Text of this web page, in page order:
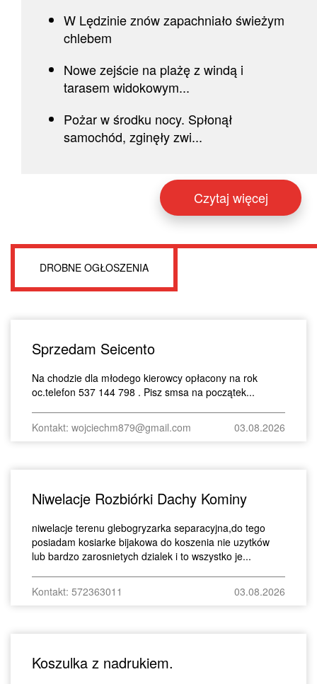
W Lędzinie znów zapachniało świeżym
chlebem
Nowe zejście na plażę z windą i
tarasem widokowym...
Pożar w środku nocy. Spłonął
samochód, zginęły zwi...
Czytaj więcej
DROBNE OGŁOSZENIA
Sprzedam Seicento
Na chodzie dla młodego kierowcy opłacony na rok
oc.telefon 537 144 798 . Pisz smsa na początek...
Kontakt: wojciechm879@gmail.com 03.08.2026
Niwelacje Rozbiórki Dachy Kominy
niwelacje terenu glebogryzarka separacyjna,do tego
posiadam kosiarke bijakowa do koszenia nie uzytków
lub bardzo zarosnietych dzialek i to wszystko je...
Kontakt: 572363011 03.08.2026
Koszulka z nadrukiem.